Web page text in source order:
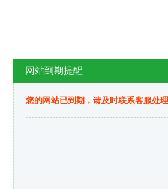
网站到期提醒
您的网站已到期，请及时联系客服处理